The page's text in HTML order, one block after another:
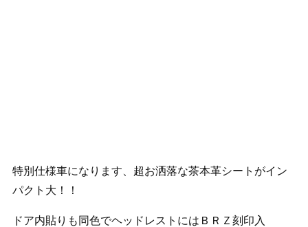
特別仕様車になります、超お洒落な茶本革シートがイン
パクト大！！
ドア内貼りも同色でヘッドレストにはＢＲＺ刻印入